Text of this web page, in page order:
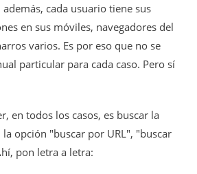
cada usuario tiene sus
en sus móviles, navegadores del
varios. Es por eso que no se
particular para cada caso. Pero sí
en todos los casos, es buscar la
opción "buscar por URL", "buscar
pon letra a letra: